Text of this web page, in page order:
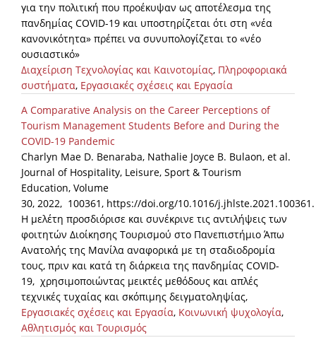
για την πολιτική που προέκυψαν ως αποτέλεσμα της
πανδημίας COVID-19 και υποστηρίζεται ότι στη «νέα
κανονικότητα» πρέπει να συνυπολογίζεται το «νέο
ουσιαστικό»
Διαχείριση Τεχνολογίας και Καινοτομίας, Πληροφοριακά
συστήματα, Εργασιακές σχέσεις και Εργασία
A Comparative Analysis on the Career Perceptions of
Tourism Management Students Before and During the
COVID-19 Pandemic
Charlyn Mae D. Benaraba, Nathalie Joyce B. Bulaon, et al.
Journal of Hospitality, Leisure, Sport & Tourism
Education, Volume
30, 2022, 100361, https://doi.org/10.1016/j.jhlste.2021.100361.
Η μελέτη προσδιόρισε και συνέκρινε τις αντιλήψεις των
φοιτητών Διοίκησης Τουρισμού στο Πανεπιστήμιο Άπω
Ανατολής της Μανίλα αναφορικά με τη σταδιοδρομία
τους, πριν και κατά τη διάρκεια της πανδημίας COVID-
19, χρησιμοποιώντας μεικτές μεθόδους και απλές
τεχνικές τυχαίας και σκόπιμης δειγματοληψίας,
Εργασιακές σχέσεις και Εργασία, Κοινωνική ψυχολογία,
Αθλητισμός και Τουρισμός